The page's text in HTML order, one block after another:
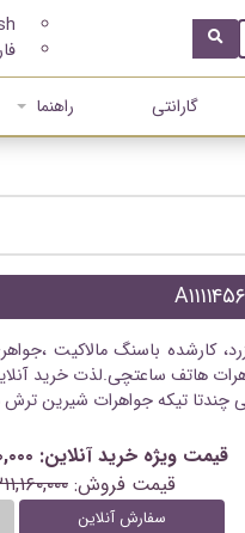
گارانتی راهنما
کارشده باسنگ مالاکیت
هاتف ساعتچی.لذت خرید
چندتا تیکه جواهرات شیرین ترش
قیمت ویژه خرید آنلاین: ۲۸۶,۲۷۰,۰۰۰ تومان
قیمت فروش: ۳۱۱,۱۶۰,۰۰۰
سفارش آنلاین